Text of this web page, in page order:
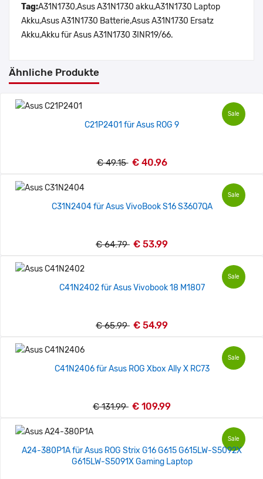
Tag:A31N1730,Asus A31N1730 akku,A31N1730 Laptop
Akku,Asus A31N1730 Batterie,Asus A31N1730 Ersatz
Akku,Akku für Asus A31N1730 3INR19/66.
Ähnliche Produkte
Sale
C21P2401 für Asus ROG 9
€ 49.15 € 40.96
Sale
C31N2404 für Asus VivoBook S16 S3607QA
€ 64.79 € 53.99
Sale
C41N2402 für Asus Vivobook 18 M1807
€ 65.99 € 54.99
Sale
C41N2406 für Asus ROG Xbox Ally X RC73
€ 131.99 € 109.99
Sale
A24-380P1A für Asus ROG Strix G16 G615 G615LW-S5092X
G615LW-S5091X Gaming Laptop